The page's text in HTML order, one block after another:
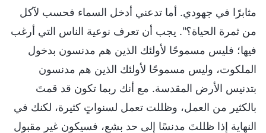
مثابرًا في جهودي. أما تدعني أدخل السماء فحسب لآكل
من ثمرة الحياة؟". يجب أن تعرف نوعية الناس التي أرغب
فيها؛ فليس مسموحًا لأولئك الذين هم مدنسون بدخول
الملكوت، وليس مسموحًا لأولئك الذين هم مدنسون
بتدنيس الأرض المقدسة. مع أنك ربما تكون قد قمتَ
بالكثير من العمل، وظللت تعمل لسنواتٍ كثيرة، لكنك في
النهاية إذا ظللتَ مدنسًا إلى حد بشع، فسيكون غير مقبول